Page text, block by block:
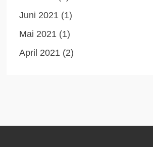
Juni 2021 (1)
Mai 2021 (1)
April 2021 (2)